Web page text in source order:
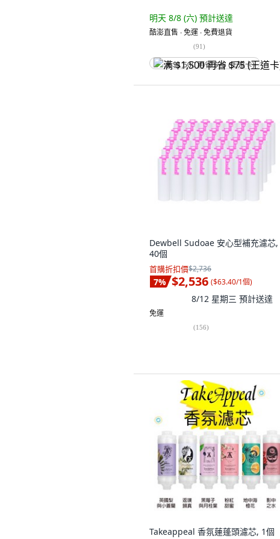
明天 8/8 (六) 預計送達
酷澎直售 ∙ 免運 ∙ 免費退貨
(91)
满 $1,500 再省 $75 (王道卡)
Dewbell Sudoae 安心型補充濾芯,
40個
首購折扣價$2,736
7% $2,536 ($63.40/1個)
8/12 星期三 預計送達
免運
(156)
Takeappeal 香氛蓮蓬頭濾芯, 1個